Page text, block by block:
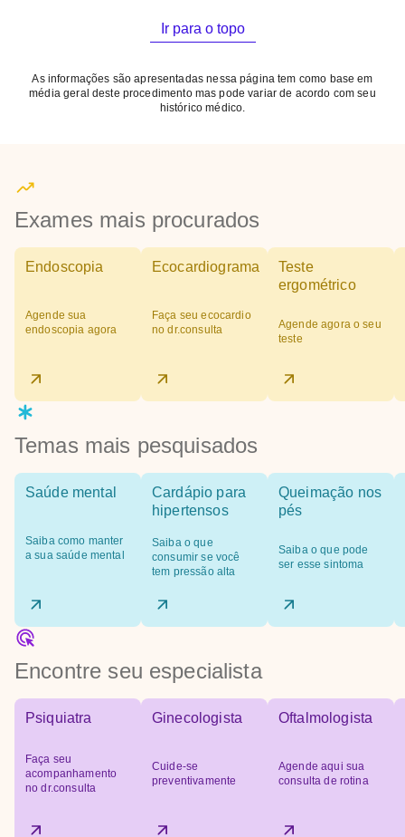
Ir para o topo
As informações são apresentadas nessa página tem como base em
média geral deste procedimento mas pode variar de acordo com seu
histórico médico.
Exames mais procurados
Endoscopia
Agende sua
endoscopia agora
Ecocardiograma
Faça seu ecocardio
no dr.consulta
Teste
ergométrico
Agende agora o seu
teste
Temas mais pesquisados
Saúde mental
Saiba como manter
a sua saúde mental
Cardápio para
hipertensos
Saiba o que
consumir se você
tem pressão alta
Queimação nos
pés
Saiba o que pode
ser esse sintoma
Encontre seu especialista
Psiquiatra
Faça seu
acompanhamento
no dr.consulta
Ginecologista
Cuide-se
preventivamente
Oftalmologista
Agende aqui sua
consulta de rotina